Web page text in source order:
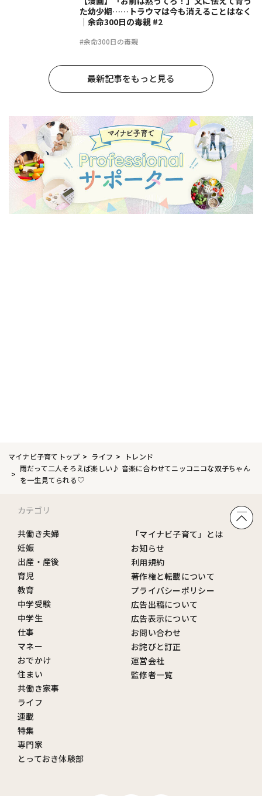
#余命300日の毒親
た幼少期……トラウマは今も消えることはなく
｜余命300日の毒親 #2
最新記事をもっと見る
マイナビ子育てトップ ライフ
トレンド
雨だって二人そろえば楽しい♪ 音楽に合わせてニッコニコな双子ちゃん
を一生見てられる♡
カテゴリ
共働き夫婦
妊娠
出産・産後
育児
教育
中学受験
中学生
仕事
マネー
おでかけ
住まい
共働き家事
ライフ
連載
特集
専門家
とっておき体験部
「マイナビ子育て」とは
お知らせ
利用規約
著作権と転載について
プライバシーポリシー
広告出稿について
広告表示について
お問い合わせ
お詫びと訂正
運営会社
監修者一覧